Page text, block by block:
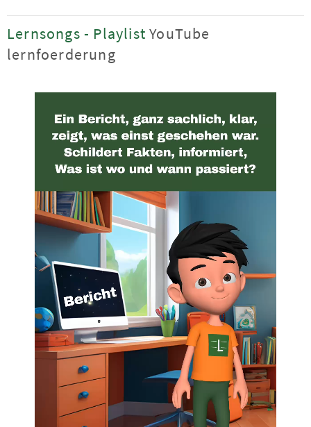
Lernsongs - PlaylistYouTube
lernfoerderung